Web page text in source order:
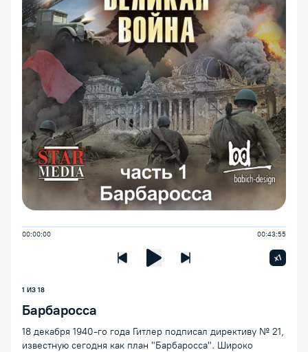
00:00:00 00:43:55
Предыдущая лекцияСледующая лекция
x1
1 ИЗ 18
Барбаросса
18 декабря 1940-го года Гитлер подписал директиву № 21,
известную сегодня как план "Барбаросса". Широко